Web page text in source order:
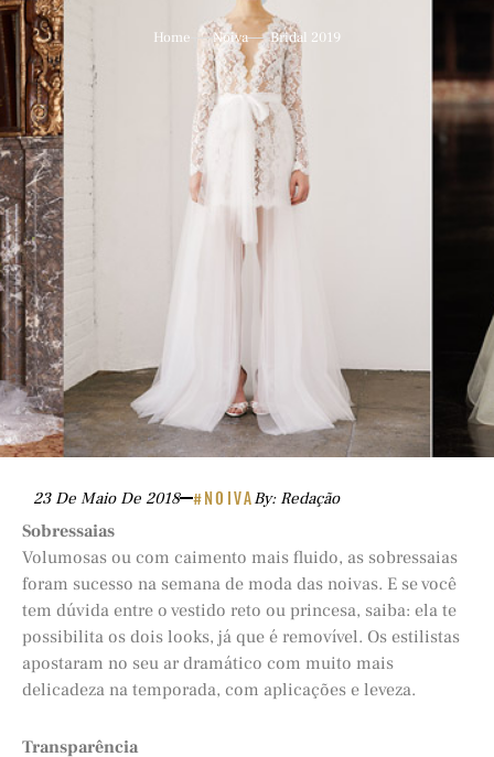
Home Noiva Bridal 2019
23 De Maio De 2018 #NOIVABy: Redação
Sobressaias
Volumosas ou com caimento mais fluido, as sobressaias
foram sucesso na semana de moda das noivas. E se você
tem dúvida entre o vestido reto ou princesa, saiba: ela te
possibilita os dois looks, já que é removível. Os estilistas
apostaram no seu ar dramático com muito mais
delicadeza na temporada, com aplicações e leveza.
Transparência